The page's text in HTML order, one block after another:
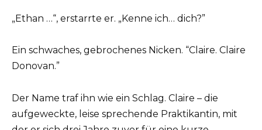
„Ethan …“, erstarrte er. „Kenne ich… dich?”
Ein schwaches, gebrochenes Nicken. “Claire. Claire
Donovan.”
Der Name traf ihn wie ein Schlag. Claire – die
aufgeweckte, leise sprechende Praktikantin, mit